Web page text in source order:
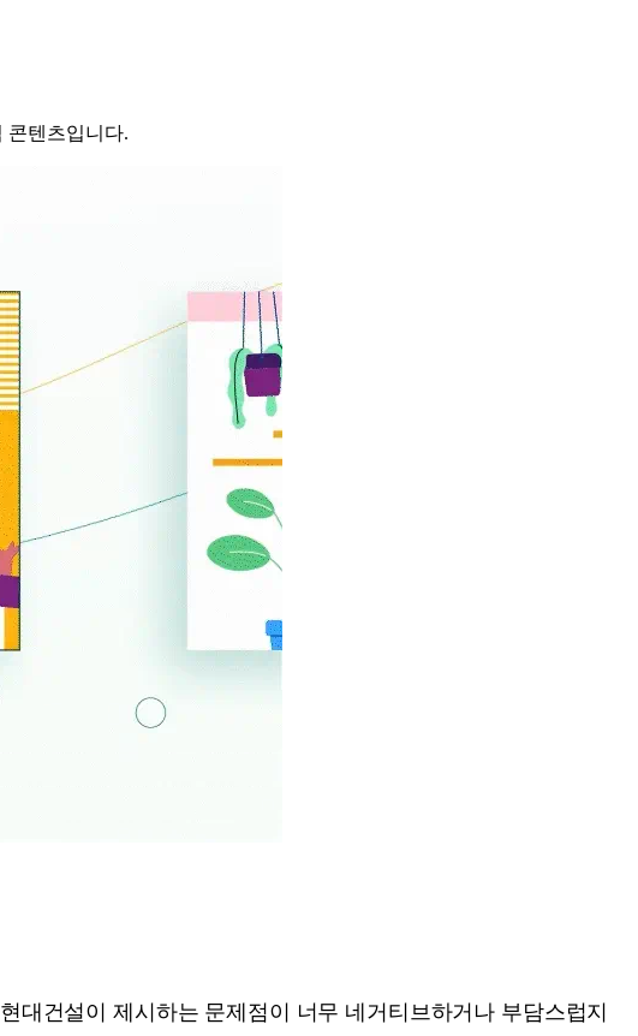
콘텐츠입니다.
대건설이 제시하는 문제점이 너무 네거티브하거나 부담스럽지